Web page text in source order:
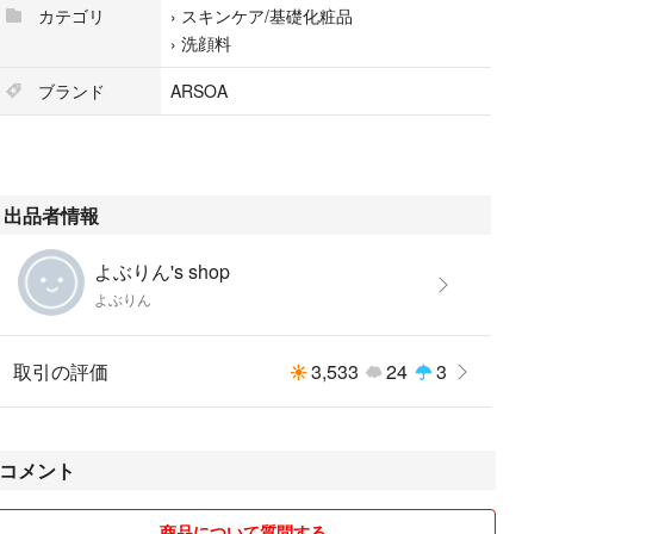
カテゴリ
› スキンケア/基礎化粧品
› 洗顔料
ブランド
ARSOA
出品者情報
よぶりん's shop
よぶりん
取引の評価 3,533 24 3
コメント